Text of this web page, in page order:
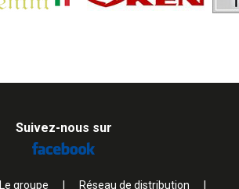
Suivez-nous sur
Le groupe Réseau de distribution